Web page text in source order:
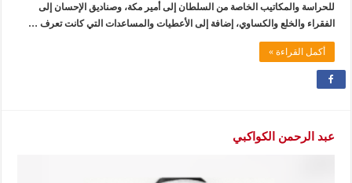
للحراسة والمكاتيب الخاصة من السلطان إلى أمير مكة، وصناديق الإحسان إلى
الفقراء والخلع والكساوي، إضافة إلى الأعطيات والمساعدات التي كانت تعرف …
أكمل القراءة »
عبد الرحمن الكواكبي